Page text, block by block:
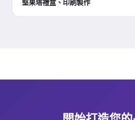
堅果塔禮盒、印刷製作